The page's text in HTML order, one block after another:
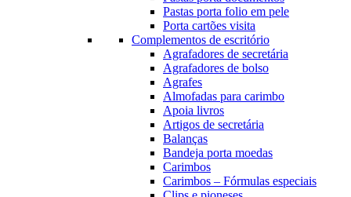
Pastas porta folio em pele
Porta cartões visita
Complementos de escritório
Agrafadores de secretária
Agrafadores de bolso
Agrafes
Almofadas para carimbo
Apoia livros
Artigos de secretária
Balanças
Bandeja porta moedas
Carimbos
Carimbos – Fórmulas especiais